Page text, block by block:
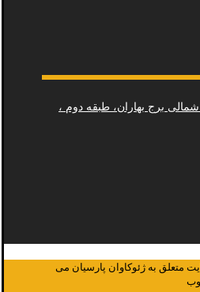
برج بهاران، طبقه دوم ،
متعلق به ژئوکاوان پارسیان می
وب